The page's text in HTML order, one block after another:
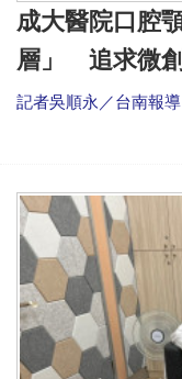
成大醫院口腔
層」 追求微
記者吳順永／台南報導